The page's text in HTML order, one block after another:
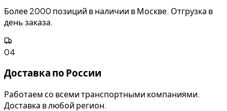
Более 2000 позиций в наличии в Москве. Отгрузка в
день заказа.
04
Доставка по России
Работаем со всеми транспортными компаниями.
Доставка в любой регион.